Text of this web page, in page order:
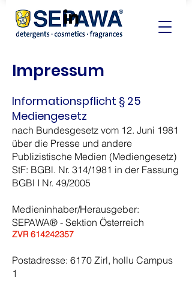
Impressum
Informationspflicht § 25
Mediengesetz
nach Bundesgesetz vom 12. Juni 1981
über die Presse und andere
Publizistische Medien (Mediengesetz)
StF: BGBl. Nr. 314/1981 in der Fassung
BGBl I Nr. 49/2005
Medieninhaber/Herausgeber:
SEPAWA® - Sektion Österreich
ZVR 614242357
Postadresse: 6170 Zirl, hollu Campus
1